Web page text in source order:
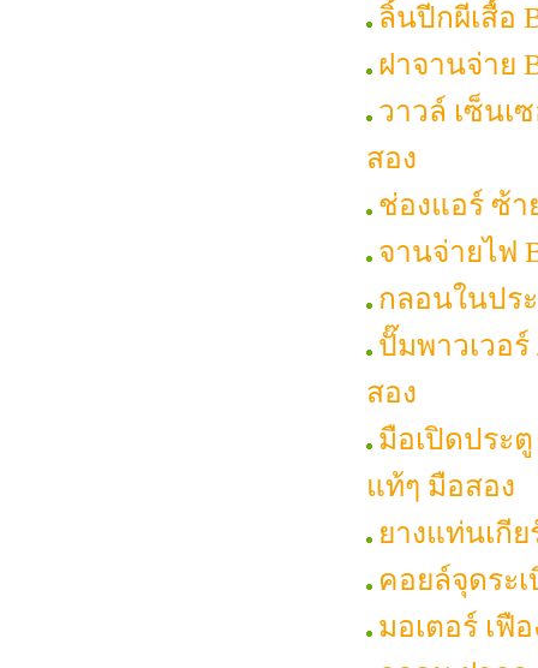
ลิ้นปีกผีเสื้อ
ฝาจานจ่าย
วาวล์ เซ็นเ
สอง
ช่องแอร์ ซ้า
จานจ่ายไฟ
กลอนในปร
ปั๊มพาวเวอร์
สอง
มือเปิดประ
แท้ๆ มือสอง
ยางแท่นเกี
คอยล์จุดระ
มอเตอร์ เฟื